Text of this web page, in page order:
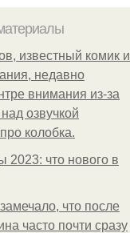
известный комик и
недавно
внимания из-за
озвучкой
колобка.
2023: что нового в
что после
часто почти сразу